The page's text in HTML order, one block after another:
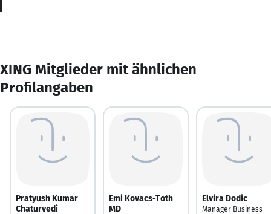
XING Mitglieder mit ähnlichen
Profilangaben
Pratyush Kumar
Chaturvedi
Emi Kovacs-Toth
MD
Elvira Dodic
Manager Business